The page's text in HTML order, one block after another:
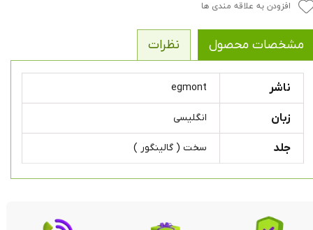
افزودن به علاقه مندی ها
مشخصات محصول نظرات
ناشر egmont
زبان انگلیسی
جلد سخت ( گالینگور )